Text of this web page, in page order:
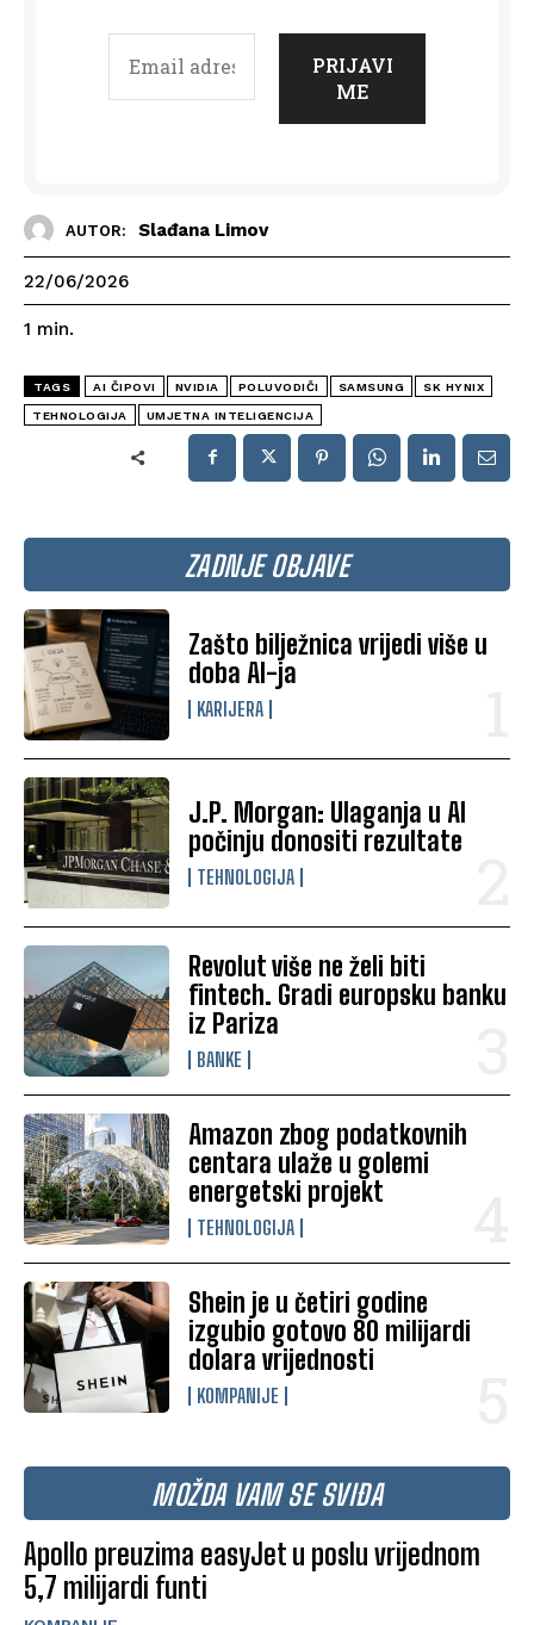
ZADNJE OBJAVE
Zašto bilježnica vrijedi više u
doba AI-ja
KARIJERA
J.P. Morgan: Ulaganja u AI
počinju donositi rezultate
TEHNOLOGIJA
Revolut više ne želi biti
fintech. Gradi europsku banku
iz Pariza
BANKE
Amazon zbog podatkovnih
centara ulaže u golemi
energetski projekt
TEHNOLOGIJA
Shein je u četiri godine
izgubio gotovo 80 milijardi
dolara vrijednosti
KOMPANIJE
MOŽDA VAM SE SVIĐA
Apollo preuzima easyJet u poslu vrijednom
5,7 milijardi funti
AUTOR: Slađana Limov
22/06/2026
1 min.
TAGS AI ČIPOVI NVIDIA POLUVODIČI SAMSUNG SK HYNIX
TEHNOLOGIJA UMJETNA INTELIGENCIJA